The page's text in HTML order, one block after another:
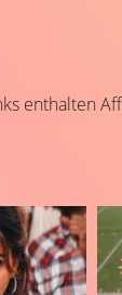
enthalten